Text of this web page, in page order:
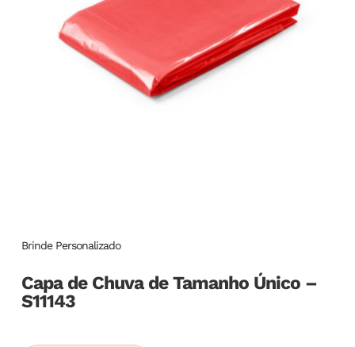
Brinde Personalizado
Capa de Chuva de Tamanho Único –
S11143